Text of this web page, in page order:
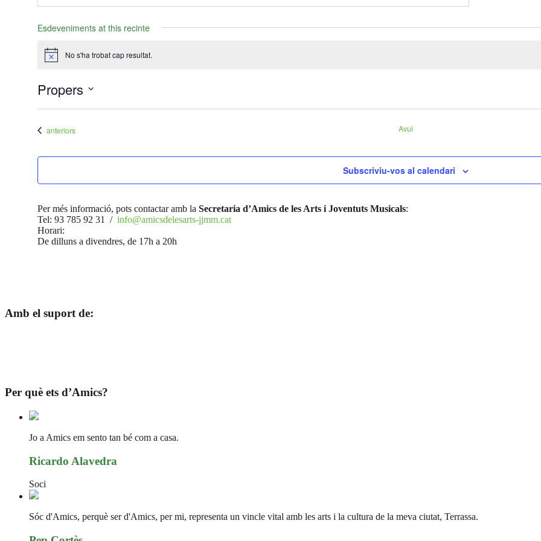
Esdeveniments at this recinte
Avís No s'ha trobat cap resultat.
Propers
data.Esdeveniments
anteriors Avui
Subscriviu-vos al calendari
Per més informació, pots contactar amb la Secretaria d’Amics de les Arts i Joventuts Musicals:
Tel: 93 785 92 31 / info@amicsdelesarts-jjmm.cat
Horari:
De dilluns a divendres, de 17h a 20h
Amb el suport de:
Per què ets d’Amics?
Jo a Amics em sento tan bé com a casa.
Ricardo Alavedra
Soci
Sóc d'Amics, perquè ser d'Amics, per mi, representa un vincle vital amb les arts i la cultura de la meva ciutat, Terrassa.